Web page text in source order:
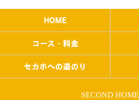
HOME
コース・料金
セカホへの道のり
SECOND HOME